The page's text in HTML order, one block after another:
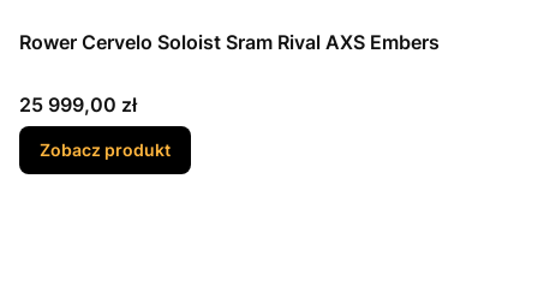
Rower Cervelo Soloist Sram Rival AXS Embers
Cena
25 999,00 zł
Zobacz produkt